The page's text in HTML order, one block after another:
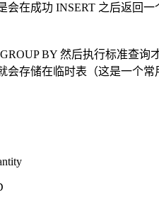
会在成功 INSERT 之后返
BY 然后执行标准查
存储在临时表（这是一个